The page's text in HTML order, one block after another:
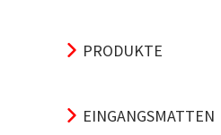
PRODUKTE
EINGANGSMATTEN